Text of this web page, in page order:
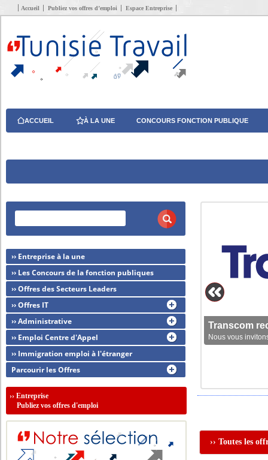
Accueil Publiez vos offres d’emploi Espace Entreprise
ACCUEIL À LA UNE CONCOURS FONCTION PUBLIQUE
Transcom
Nous vous
›› Toutes les
›› Entreprise à la une
›› Les Concours de la fonction publiques
›› Offres des Secteurs Leaders
›› Offres IT
›› Administrative
›› Emploi Centre d'Appel
›› Immigration emploi à l'étranger
Parcourir les Offres
››Entreprise
Publiez vos offres d'emploi